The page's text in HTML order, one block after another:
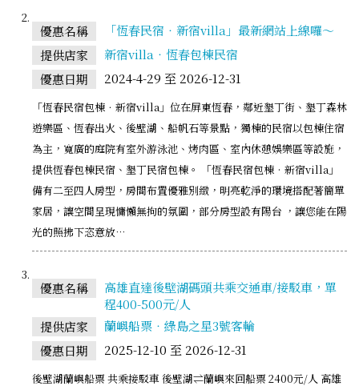
優惠名稱
「恆春民宿‧新宿villa」最新網站上線囉～
提供店家
新宿villa‧恆春包棟民宿
優惠日期
2024-4-29 至 2026-12-31
「恆春民宿包棟．新宿villa」位在屏東恆春，鄰近墾丁街、墾丁森林
遊樂區、恆春出火、後壁湖、船帆石等景點，獨棟的民宿以包棟住宿
為主，寬廣的庭院有室外游泳池、烤肉區、室內休憩娛樂區等設施，
提供恆春包棟民宿、墾丁民宿包棟。 「恆春民宿包棟‧新宿villa」
備有二至四人房型，房間布置優雅別緻，明亮乾淨的環境搭配著簡單
家居，讓空間呈現慵懶無拘的氛圍，部分房型設有陽台 ，讓您能在陽
光的照拂下恣意放…
優惠名稱
高雄直達後壁湖碼頭共乘交通車/接駁車，單
程400-500元/人
提供店家
蘭嶼船票‧綠島之星3號客輪
優惠日期
2025-12-10 至 2026-12-31
後壁湖蘭嶼船票 共乘接駁車 後壁湖⇌蘭嶼來回船票 2400元/人 高雄